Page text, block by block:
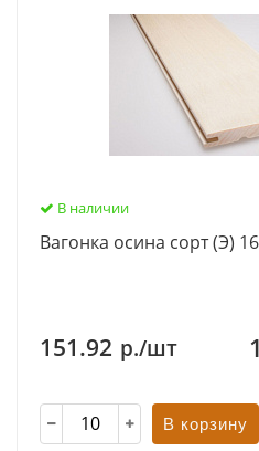
В наличии
Вагонка осина сорт (Э)
151.92 р./шт
В корзину